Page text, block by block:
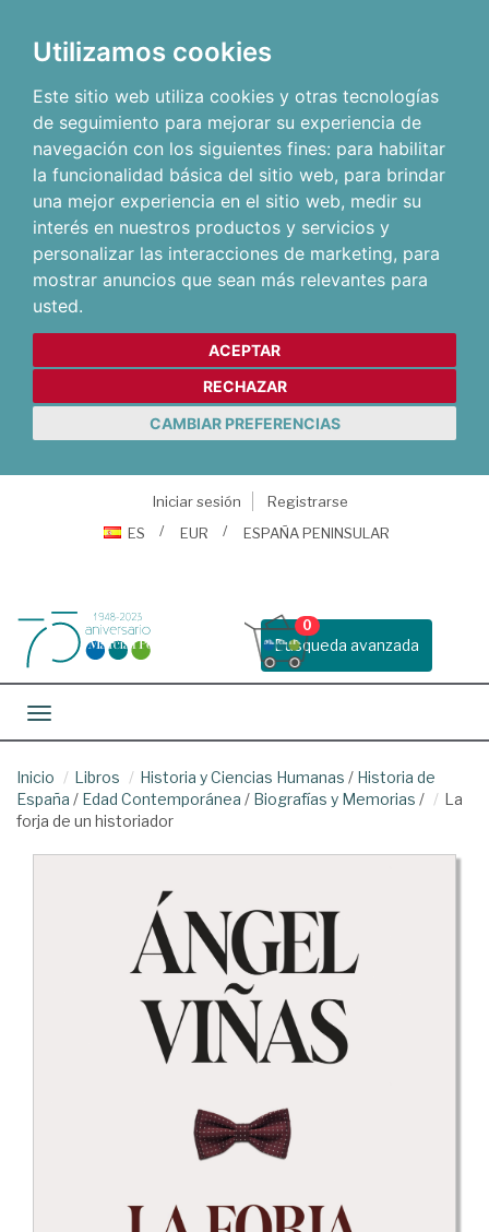
Utilizamos cookies
Este sitio web utiliza cookies y otras tecnologías
de seguimiento para mejorar su experiencia de
navegación con los siguientes fines: para habilitar
la funcionalidad básica del sitio web, para brindar
una mejor experiencia en el sitio web, medir su
interés en nuestros productos y servicios y
personalizar las interacciones de marketing, para
mostrar anuncios que sean más relevantes para
usted.
ACEPTAR
RECHAZAR
CAMBIAR PREFERENCIAS
Iniciar sesión
Registrarse
ES
EUR ESPAÑA PENINSULAR
Busqueda avanzada
0
Toggle navigation
Inicio Libros Historia y Ciencias Humanas / Historia de
España / Edad Contemporánea / Biografías y Memorias /
La
forja de un historiador